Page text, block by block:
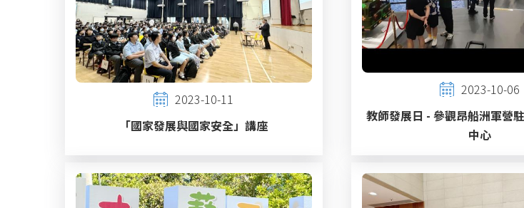
2023-10-11
「國家發展與國家安全」講座
2023-10-06
教師發展日 - 參觀昂船洲軍營
中心